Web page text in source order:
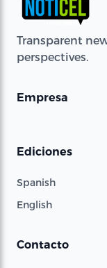
Transparent
perspectives.
Empresa
Ediciones
Spanish
English
Contacto